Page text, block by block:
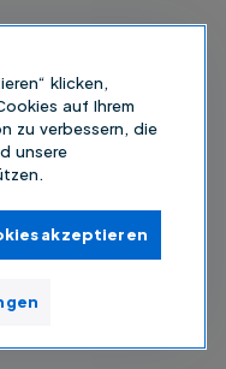
klicken,
auf Ihrem
zu verbessern, die
unsere
akzeptieren